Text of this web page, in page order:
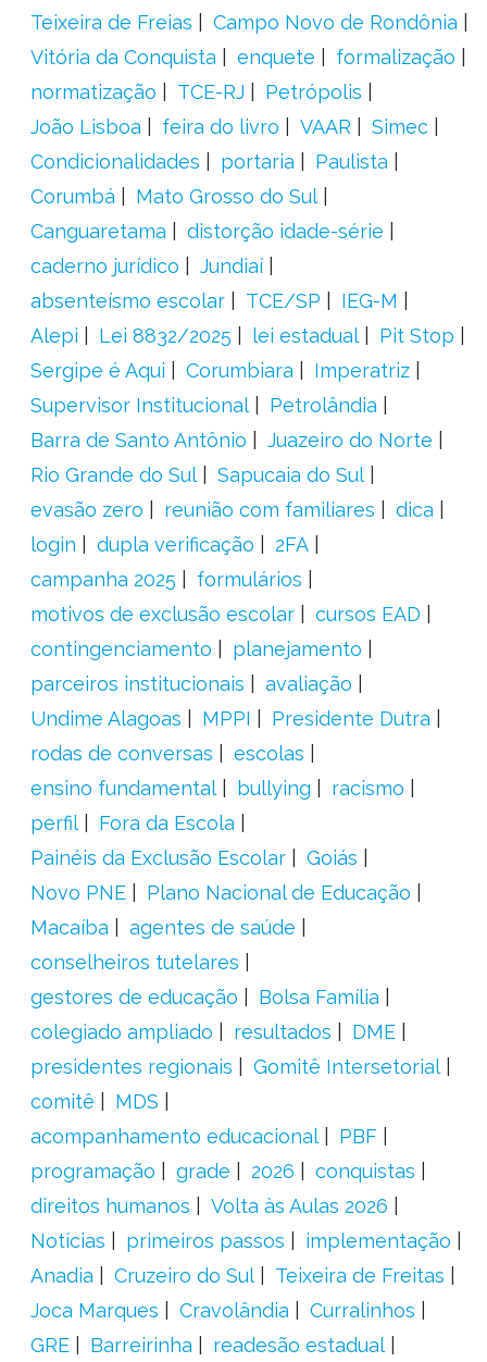
Teixeira de Freias
Campo Novo de Rondônia
Vitória da Conquista
enquete
formalização
normatização
TCE-RJ
Petrópolis
João Lisboa
feira do livro VAAR
Simec
Condicionalidades
portaria
Paulista
Corumbá
Mato Grosso do Sul
Canguaretama
distorção idade-série
caderno jurídico
Jundiaí
absenteísmo escolar
TCE/SP
IEG-M
Alepi
Lei 8832/2025 lei estadual
Pit Stop
Sergipe é Aqui
Corumbiara
Imperatriz
Supervisor Institucional
Petrolândia
Barra de Santo Antônio
Juazeiro do Norte
Rio Grande do Sul
Sapucaia do Sul
evasão zero
reunião com familiares
dica
login
dupla verificação
2FA
campanha 2025
formulários
motivos de exclusão escolar
cursos EAD
contingenciamento
planejamento
parceiros institucionais
avaliação
Undime Alagoas
MPPI
Presidente Dutra
rodas de conversas
escolas
ensino fundamental
bullying
racismo
perfil
Fora da Escola
Painéis da Exclusão Escolar
Goiás
Novo PNE
Plano Nacional de Educação
Macaíba
agentes de saúde
conselheiros tutelares
gestores de educação
Bolsa Família
colegiado ampliado
resultados
DME
presidentes regionais
Gomitê Intersetorial
comitê
MDS
acompanhamento educacional
PBF
programação
grade 2026
conquistas
direitos humanos
Volta às Aulas 2026
Notícias
primeiros passos
implementação
Anadia
Cruzeiro do Sul
Teixeira de Freitas
Joca Marques
Cravolândia
Curralinhos
GRE
Barreirinha readesão estadual